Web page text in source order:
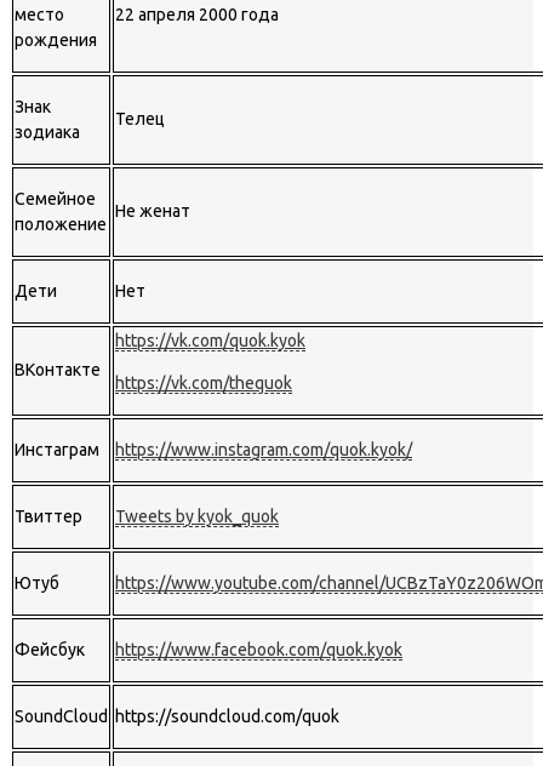
место
рождения
22 апреля 2000 года
Знак
зодиака
Телец
Семейное
положение
Не женат
Дети Нет
ВКонтакте
https://vk.com/quok.kyok
https://vk.com/thequok
Инстаграм https://www.instagram.com/quok.kyok/
Твиттер Tweets by kyok_quok
Ютуб https://www.youtube.com/channel/
Фейсбук https://www.facebook.com/quok.kyok
SoundCloud https://soundcloud.com/quok